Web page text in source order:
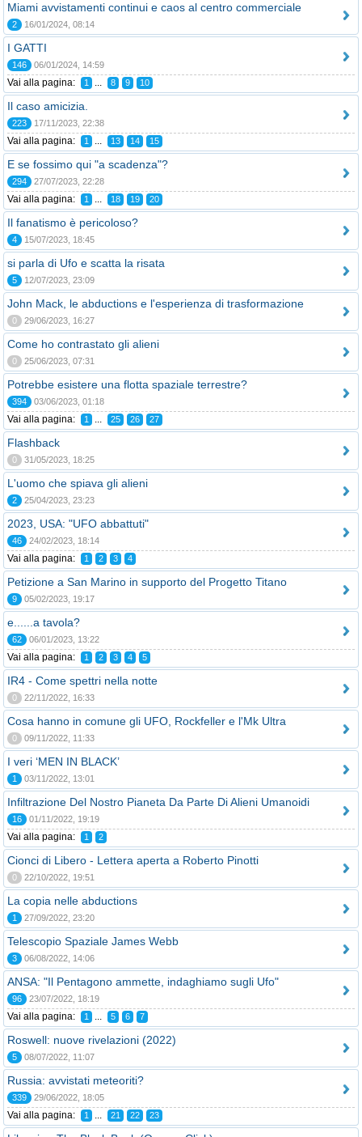
Miami avvistamenti continui e caos al centro commerciale
2 16/01/2024, 08:14
I GATTI
146 06/01/2024, 14:59
Vai alla pagina: 1 ... 8 9 10
Il caso amicizia.
223 17/11/2023, 22:38
Vai alla pagina: 1 ... 13 14 15
E se fossimo qui "a scadenza"?
294 27/07/2023, 22:28
Vai alla pagina: 1 ... 18 19 20
Il fanatismo è pericoloso?
4 15/07/2023, 18:45
si parla di Ufo e scatta la risata
5 12/07/2023, 23:09
John Mack, le abductions e l'esperienza di trasformazione
0 29/06/2023, 16:27
Come ho contrastato gli alieni
0 25/06/2023, 07:31
Potrebbe esistere una flotta spaziale terrestre?
394 03/06/2023, 01:18
Vai alla pagina: 1 ... 25 26 27
Flashback
0 31/05/2023, 18:25
L'uomo che spiava gli alieni
2 25/04/2023, 23:23
2023, USA: "UFO abbattuti"
46 24/02/2023, 18:14
Vai alla pagina: 1 2 3 4
Petizione a San Marino in supporto del Progetto Titano
9 05/02/2023, 19:17
e......a tavola?
62 06/01/2023, 13:22
Vai alla pagina: 1 2 3 4 5
IR4 - Come spettri nella notte
0 22/11/2022, 16:33
Cosa hanno in comune gli UFO, Rockfeller e l'Mk Ultra
0 09/11/2022, 11:33
I veri ‘MEN IN BLACK’
1 03/11/2022, 13:01
Infiltrazione Del Nostro Pianeta Da Parte Di Alieni Umanoidi
16 01/11/2022, 19:19
Vai alla pagina: 1 2
Cionci di Libero - Lettera aperta a Roberto Pinotti
0 22/10/2022, 19:51
La copia nelle abductions
1 27/09/2022, 23:20
Telescopio Spaziale James Webb
3 06/08/2022, 14:06
ANSA: "Il Pentagono ammette, indaghiamo sugli Ufo"
96 23/07/2022, 18:19
Vai alla pagina: 1 ... 5 6 7
Roswell: nuove rivelazioni (2022)
5 08/07/2022, 11:07
Russia: avvistati meteoriti?
339 29/06/2022, 18:05
Vai alla pagina: 1 ... 21 22 23